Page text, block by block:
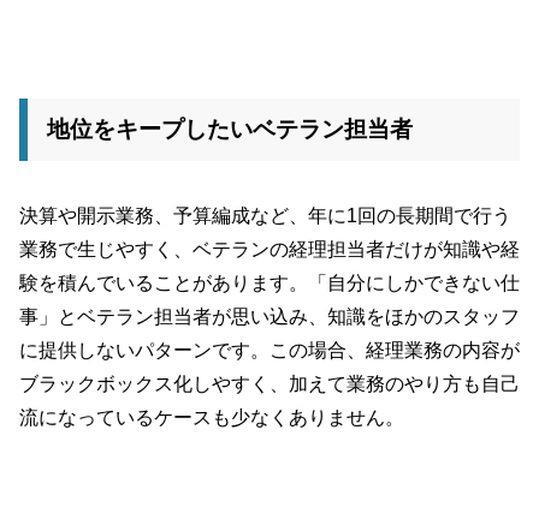
地位をキープしたいベテラン担当者
決算や開示業務、予算編成など、年に1回の長期間で行う
業務で生じやすく、ベテランの経理担当者だけが知識や経
験を積んでいることがあります。「自分にしかできない仕
事」とベテラン担当者が思い込み、知識をほかのスタッフ
に提供しないパターンです。この場合、経理業務の内容が
ブラックボックス化しやすく、加えて業務のやり方も自己
流になっているケースも少なくありません。